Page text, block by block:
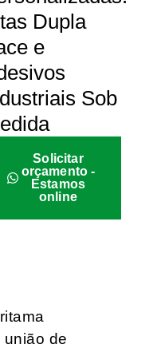
Dupla
e
Sob
Solicitar
orçamento -
Estamos
online
de